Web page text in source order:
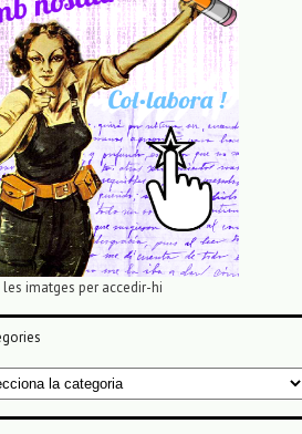
les imatges per accedir-hi